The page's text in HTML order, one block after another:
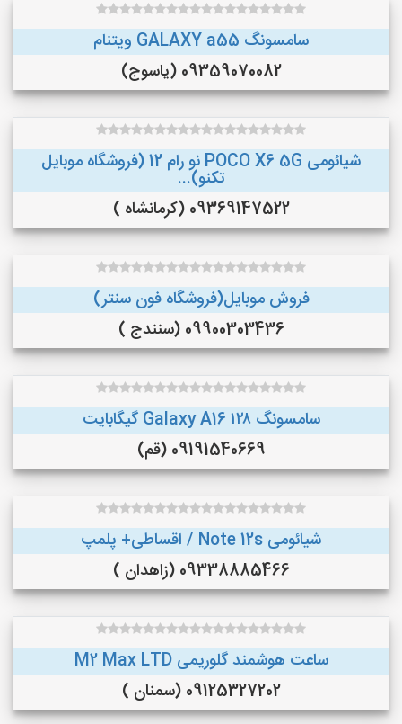
سامسونگ GALAXY a55 ویتنام
09359070082 (یاسوج)
شیائومی POCO X6 5G نو رام 12 (فروشگاه موبایل
تکنو)...
09369147522 (کرمانشاه )
فروش موبایل(فروشگاه فون سنتر)
09900303436 (سنندج )
سامسونگ Galaxy A16 ۱۲۸ گیگابایت
09191540669 (قم)
شیائومی Note 12s / اقساطی+ پلمپ
09338885466 (زاهدان )
ساعت هوشمند گلوریمی M2 Max LTD
09125327202 (سمنان )